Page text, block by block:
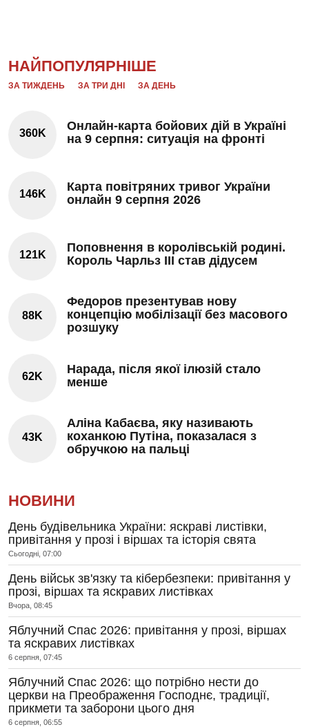
НАЙПОПУЛЯРНІШЕ
ЗА ТИЖДЕНЬ ЗА ТРИ ДНІ ЗА ДЕНЬ
360K
Онлайн-карта бойових дій в Україні
на 9 серпня: ситуація на фронті
146K
Карта повітряних тривог України
онлайн 9 серпня 2026
121K
Поповнення в королівській родині.
Король Чарльз III став дідусем
88K
Федоров презентував нову
концепцію мобілізації без масового
розшуку
62K
Нарада, після якої ілюзій стало
менше
43K
Аліна Кабаєва, яку називають
коханкою Путіна, показалася з
обручкою на пальці
НОВИНИ
День будівельника України: яскраві листівки,
привітання у прозі і віршах та історія свята
Сьогодні, 07:00
День військ зв'язку та кібербезпеки: привітання у
прозі, віршах та яскравих листівках
Вчора, 08:45
Яблучний Спас 2026: привітання у прозі, віршах
та яскравих листівках
6 серпня, 07:45
Яблучний Спас 2026: що потрібно нести до
церкви на Преображення Господнє, традиції,
прикмети та заборони цього дня
6 серпня, 06:55